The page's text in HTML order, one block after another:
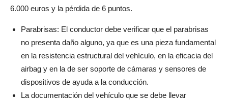
6.000 euros y la pérdida de 6 puntos.
Parabrisas: El conductor debe verificar que el parabrisas
no presenta daño alguno, ya que es una pieza fundamental
en la resistencia estructural del vehículo, en la eficacia del
airbag y en la de ser soporte de cámaras y sensores de
dispositivos de ayuda a la conducción.
La documentación del vehículo que se debe llevar